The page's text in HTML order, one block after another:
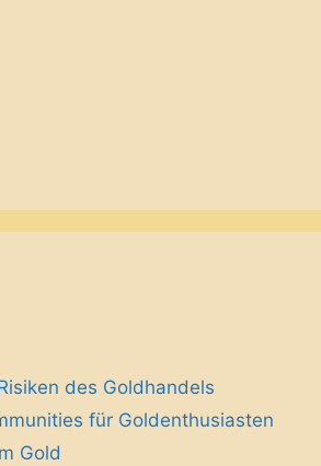
des Goldhandels
für Goldenthusiasten
Gold